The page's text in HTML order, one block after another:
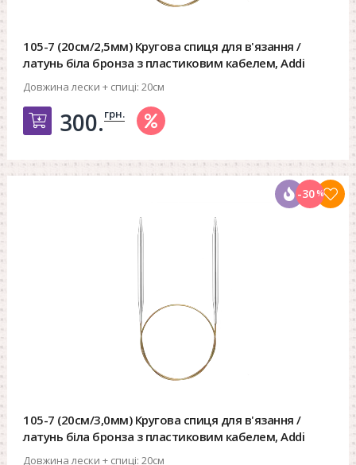
105-7 (20см/2,5мм) Кругова спиця для в'язання /
латунь біла бронза з пластиковим кабелем, Addi
Довжина лески + спиці: 20см
Добавить в корзину
300.грн.
105-7 (20см/3,0мм) Кругова спиця для в'язання /
латунь біла бронза з пластиковим кабелем, Addi
Довжина лески + спиці: 20см
-30%